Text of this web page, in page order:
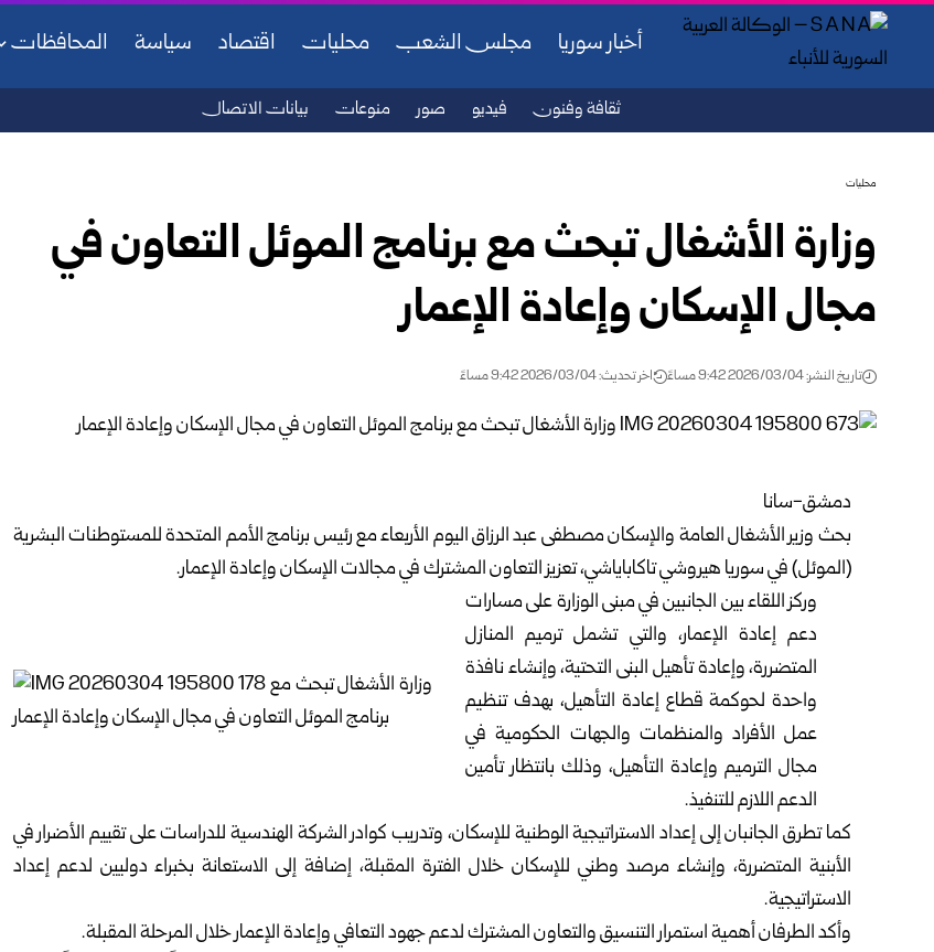
أخبار سوريا مجلس الشعب محليات اقتصاد سياسة المحافظات
ثقافة وفنون فيديو صور منوعات بيانات الاتصال
محليات
وزارة الأشغال تبحث مع برنامج الموئل التعاون في
مجال الإسكان وإعادة الإعمار
تاريخ النشر: 2026/03/04 9:42 مساءً اخر تحديث: 2026/03/04 9:42 مساءً
دمشق-سانا
بحث وزير الأشغال العامة والإسكان مصطفى عبد الرزاق اليوم الأربعاء مع رئيس برنامج الأمم المتحدة للمستوطنات البشرية
(الموئل) في سوريا هيروشي تاكاباياشي، تعزيز التعاون المشترك في مجالات الإسكان وإعادة الإعمار.
وركز اللقاء بين الجانبين في مبنى الوزارة على مسارات
دعم إعادة الإعمار، والتي تشمل ترميم المنازل
المتضررة، وإعادة تأهيل البنى التحتية، وإنشاء نافذة
واحدة لحوكمة قطاع إعادة التأهيل، بهدف تنظيم
عمل الأفراد والمنظمات والجهات الحكومية في
مجال الترميم وإعادة التأهيل، وذلك بانتظار تأمين
الدعم اللازم للتنفيذ.
كما تطرق الجانبان إلى إعداد الاستراتيجية الوطنية للإسكان، وتدريب كوادر الشركة الهندسية للدراسات على تقييم الأضرار في
الأبنية المتضررة، وإنشاء مرصد وطني للإسكان خلال الفترة المقبلة، إضافة إلى الاستعانة بخبراء دوليين لدعم إعداد
الاستراتيجية.
وأكد الطرفان أهمية استمرار التنسيق والتعاون المشترك لدعم جهود التعافي وإعادة الإعمار خلال المرحلة المقبلة.